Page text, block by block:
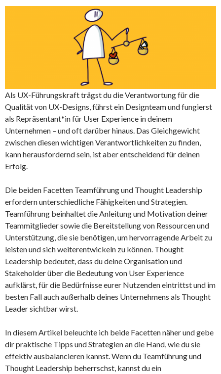
Als UX-Führungskraft trägst du die Verantwortung für die
Qualität von UX-Designs, führst ein Designteam und fungierst
als Repräsentant*in für User Experience in deinem
Unternehmen – und oft darüber hinaus. Das Gleichgewicht
zwischen diesen wichtigen Verantwortlichkeiten zu finden,
kann herausfordernd sein, ist aber entscheidend für deinen
Erfolg.
Die beiden Facetten Teamführung und Thought Leadership
erfordern unterschiedliche Fähigkeiten und Strategien.
Teamführung beinhaltet die Anleitung und Motivation deiner
Teammitglieder sowie die Bereitstellung von Ressourcen und
Unterstützung, die sie benötigen, um hervorragende Arbeit zu
leisten und sich weiterentwickeln zu können. Thought
Leadership bedeutet, dass du deine Organisation und
Stakeholder über die Bedeutung von User Experience
aufklärst, für die Bedürfnisse eurer Nutzenden eintrittst und im
besten Fall auch außerhalb deines Unternehmens als Thought
Leader sichtbar wirst.
In diesem Artikel beleuchte ich beide Facetten näher und gebe
dir praktische Tipps und Strategien an die Hand, wie du sie
effektiv ausbalancieren kannst. Wenn du Teamführung und
Thought Leadership beherrschst, kannst du ein